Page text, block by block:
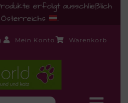
erfolgt ausschließlich
.
Mein Konto Warenkorb